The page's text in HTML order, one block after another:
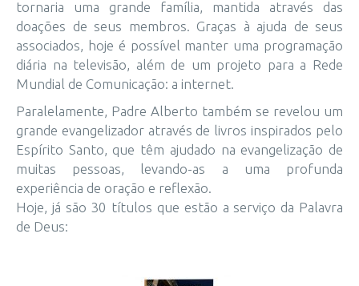
tornaria uma grande família, mantida através das
doações de seus membros. Graças à ajuda de seus
associados, hoje é possível manter uma programação
diária na televisão, além de um projeto para a Rede
Mundial de Comunicação: a internet.
Paralelamente, Padre Alberto também se revelou um
grande evangelizador através de livros inspirados pelo
Espírito Santo, que têm ajudado na evangelização de
muitas pessoas, levando-as a uma profunda
experiência de oração e reflexão.
Hoje, já são 30 títulos que estão a serviço da Palavra
de Deus: